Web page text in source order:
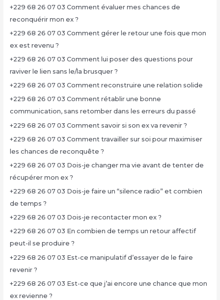
+229 68 26 07 03 Comment évaluer mes chances de
reconquérir mon ex ?
+229 68 26 07 03 Comment gérer le retour une fois que mon
ex est revenu ?
+229 68 26 07 03 Comment lui poser des questions pour
raviver le lien sans le/la brusquer ?
+229 68 26 07 03 Comment reconstruire une relation solide
+229 68 26 07 03 Comment rétablir une bonne
communication, sans retomber dans les erreurs du passé
+229 68 26 07 03 Comment savoir si son ex va revenir ?
+229 68 26 07 03 Comment travailler sur soi pour maximiser
les chances de reconquête ?
+229 68 26 07 03 Dois-je changer ma vie avant de tenter de
récupérer mon ex ?
+229 68 26 07 03 Dois-je faire un “silence radio” et combien
de temps ?
+229 68 26 07 03 Dois-je recontacter mon ex ?
+229 68 26 07 03 En combien de temps un retour affectif
peut-il se produire ?
+229 68 26 07 03 Est-ce manipulatif d’essayer de le faire
revenir ?
+229 68 26 07 03 Est-ce que j’ai encore une chance que mon
ex revienne ?